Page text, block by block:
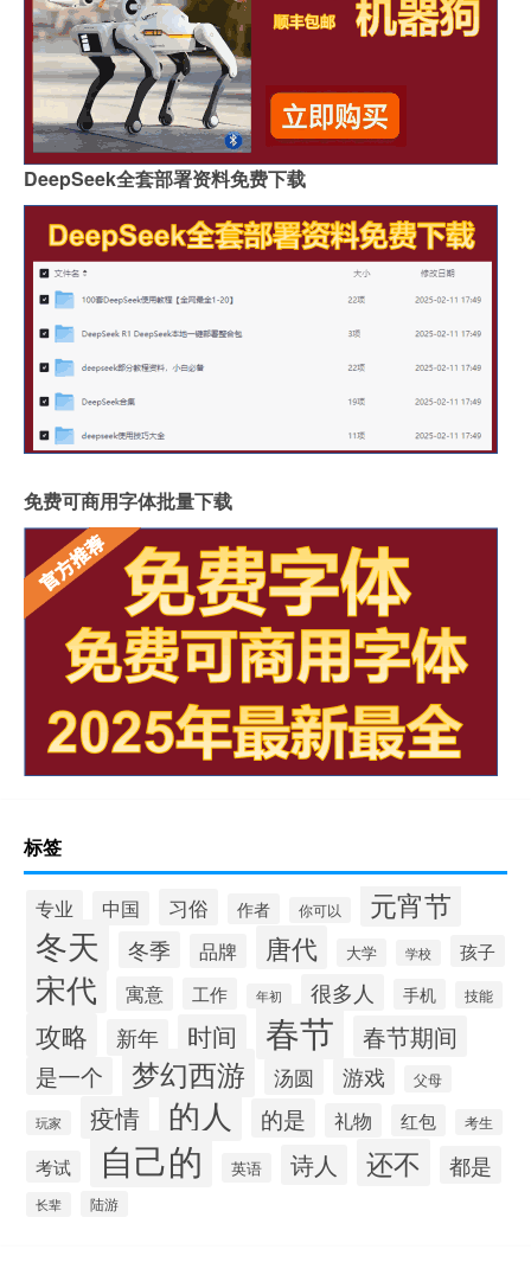
DeepSeek全套部署资料免费下载
免费可商用字体批量下载
标签
专业 中国 习俗 作者 你可以 元宵节
冬天 冬季 品牌 唐代 大学 学校 孩子
宋代 寓意 工作 年初 很多人 手机 技能
攻略 新年 时间 春节 春节期间
是一个 梦幻西游 汤圆 游戏 父母
玩家 疫情 的人 的是 礼物 红包 考生
考试 自己的 英语 诗人 还不 都是
长辈 陆游